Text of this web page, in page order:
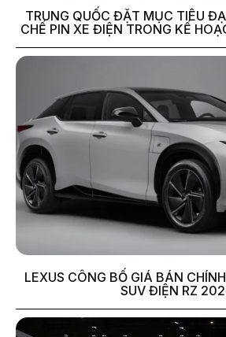
TRUNG QUỐC ĐẶT MỤC TIÊU
CHẾ PIN XE ĐIỆN TRONG KẾ
LEXUS CÔNG BỐ GIÁ BÁN
SUV ĐIỆN RZ